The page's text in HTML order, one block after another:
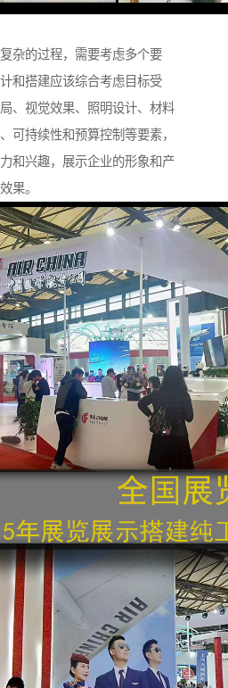
杂的过程，需要考虑多个要
和搭建应该综合考虑目标受
、视觉效果、照明设计、材料
可持续性和预算控制等要素，
和兴趣，展示企业的形象和产
果。